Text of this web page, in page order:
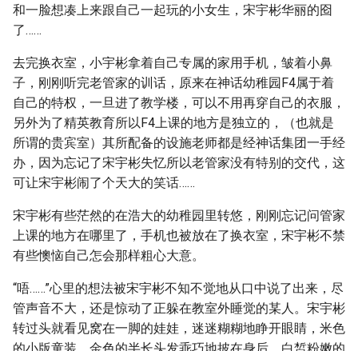
和一脸想凑上来跟自己一起玩的小女生，宋宇彬华丽的囵
了……
去完换衣室，小宇彬拿着自己专属的家用手机，皱着小鼻
子，刚刚听完老管家的训话，原来在神话幼稚园F4属于着
自己的特权，一旦进了教学楼，可以不用再穿自己的衣服，
另外为了精英教育所以F4上课的地方是独立的，（也就是
所谓的贵宾室）其所配备的设施老师都是经神话集团一手经
办，因为忘记了宋宇彬失忆所以老管家没有特别的交代，这
可让宋宇彬闹了个天大的笑话……
宋宇彬有些茫然的在浩大的幼稚园里转悠，刚刚忘记问管家
上课的地方在哪里了，手机也被放在了换衣室，宋宇彬不禁
有些懊恼自己怎会那样粗心大意。
“唔……”心里的想法被宋宇彬不知不觉地从口中说了出来，尽
管声音不大，还是惊动了正躲在教室外睡觉的某人。宋宇彬
转过头就看见窝在一脚的娃娃，迷迷糊糊地睁开眼睛，米色